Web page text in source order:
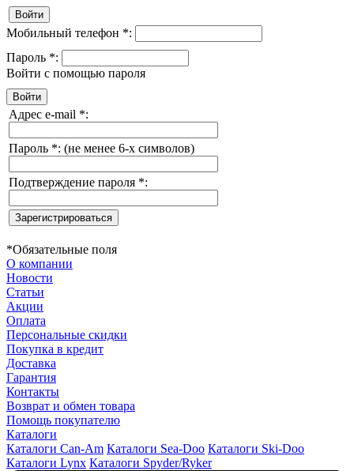
Мобильный телефон *:
Пароль *:
Войти с помощью пароля
Адрес e-mail *:
Пароль *: (не менее 6-х символов)
Подтверждение пароля *:
*Обязательные поля
О компании
Новости
Статьи
Акции
Оплата
Персональные скидки
Покупка в кредит
Доставка
Гарантия
Контакты
Возврат и обмен товара
Помощь покупателю
Каталоги
Каталоги Can-Am Каталоги Sea-Doo Каталоги Ski-Doo
Каталоги Lynx Каталоги Spyder/Ryker